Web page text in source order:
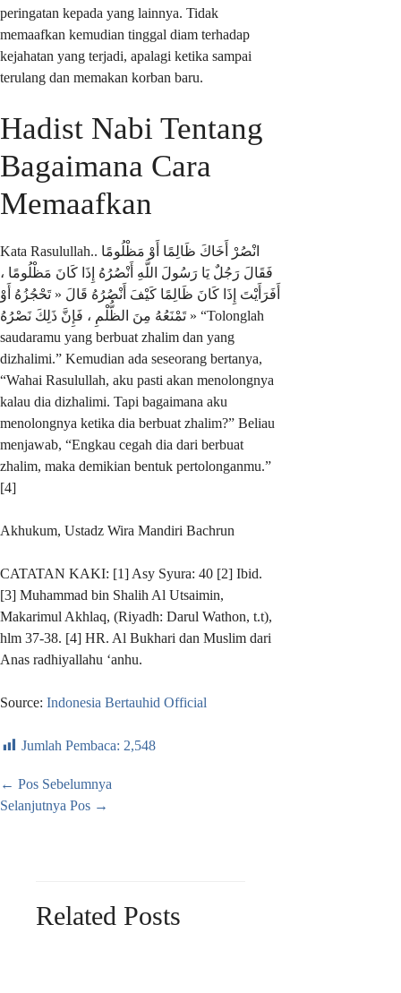
peringatan kepada yang lainnya. Tidak
memaafkan kemudian tinggal diam terhadap
kejahatan yang terjadi, apalagi ketika sampai
terulang dan memakan korban baru.
Hadist Nabi Tentang
Bagaimana Cara
Memaafkan
Kata Rasulullah.. انْصُرْ أَخَاكَ ظَالِمًا أَوْ مَظْلُومًا
فَقَالَ رَجُلٌ يَا رَسُولَ اللَّهِ أَنْصُرُهُ إِذَا كَانَ مَظْلُومًا ،
أَفَرَأَيْتَ إِذَا كَانَ ظَالِمًا كَيْفَ أَنْصُرُهُ قَالَ « تَحْجُزُهُ أَوْ
تَمْنَعُهُ مِنَ الظُّلْمِ ، فَإِنَّ ذَلِكَ نَصْرُهُ » “Tolonglah
saudaramu yang berbuat zhalim dan yang
dizhalimi.” Kemudian ada seseorang bertanya,
“Wahai Rasulullah, aku pasti akan menolongnya
kalau dia dizhalimi. Tapi bagaimana aku
menolongnya ketika dia berbuat zhalim?” Beliau
menjawab, “Engkau cegah dia dari berbuat
zhalim, maka demikian bentuk pertolonganmu.”
[4]
Akhukum, Ustadz Wira Mandiri Bachrun
CATATAN KAKI: [1] Asy Syura: 40 [2] Ibid.
[3] Muhammad bin Shalih Al Utsaimin,
Makarimul Akhlaq, (Riyadh: Darul Wathon, t.t),
hlm 37-38. [4] HR. Al Bukhari dan Muslim dari
Anas radhiyallahu ‘anhu.
Source: Indonesia Bertauhid Official
Jumlah Pembaca: 2,548
← Pos Sebelumnya
Selanjutnya Pos →
Related Posts